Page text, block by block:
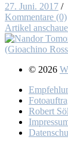
27. Juni. 2017 /
Kommentare (0)
Artikel
© 2026
Ro­bert